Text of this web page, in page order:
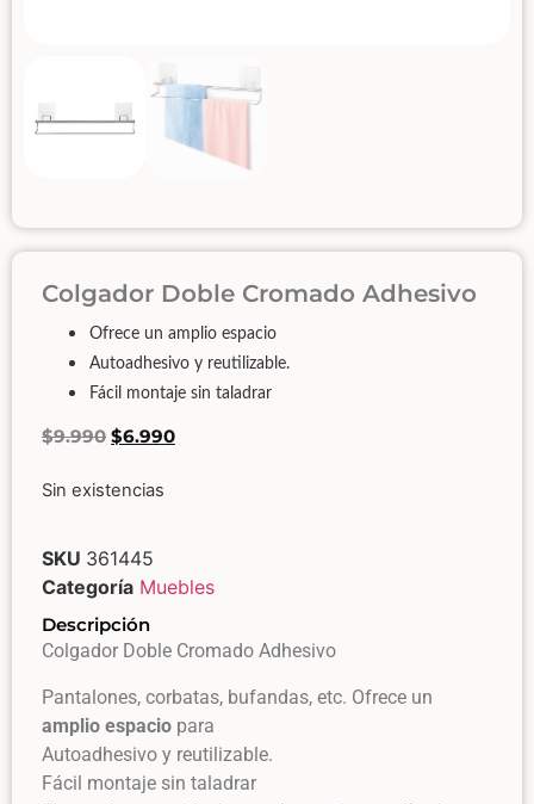
Colgador Doble Cromado Adhesivo
Ofrece un amplio espacio
Autoadhesivo y reutilizable.
Fácil montaje sin taladrar
$9.990 $6.990
Sin existencias
SKU 361445
Categoría Muebles
Descripción
Colgador Doble Cromado Adhesivo
Pantalones, corbatas, bufandas, etc. Ofrece un
amplio espacio para
Autoadhesivo y reutilizable.
Fácil montaje sin taladrar